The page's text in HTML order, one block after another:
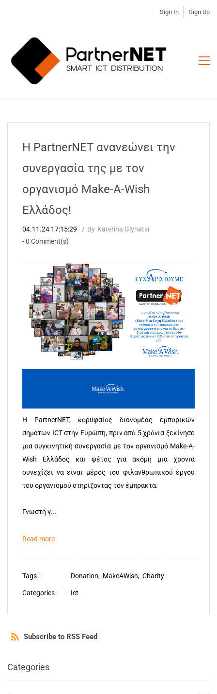
Sign In Sign Up
Η PartnerNET ανανεώνει την
συνεργασία της με τον
οργανισμό Make-A-Wish
Ελλάδoς!
04.11.24 17:15:29 By Katerina Glynatsi
-0 Comment(s)
Η PartnerNET, κορυφαίος διανομέας εμπορικών
σημάτων ICT στην Ευρώπη, πριν από 5 χρόνια ξεκίνησε
μια συγκινητική συνεργασία με τον οργανισμό Make-A-
Wish Ελλάδος και φέτος για ακόμη μια χρονιά
συνεχίζει να είναι μέρος του φιλανθρωπικού έργου
του οργανισμού στηρίζοντας τον έμπρακτα.
Γνωστή γ...
Read more
Tags : Donation, MakeAWish, Charity
Categories : Ict
Subscribe to RSS Feed
Categories